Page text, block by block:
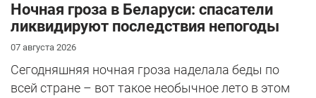
Ночная гроза в Беларуси: спасатели
ликвидируют последствия непогоды
07 августа 2026
Сегодняшняя ночная гроза наделала беды по
всей стране – вот такое необычное лето в этом